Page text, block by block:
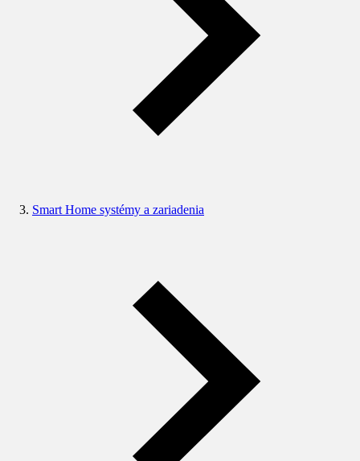
Smart Home systémy a zariadenia